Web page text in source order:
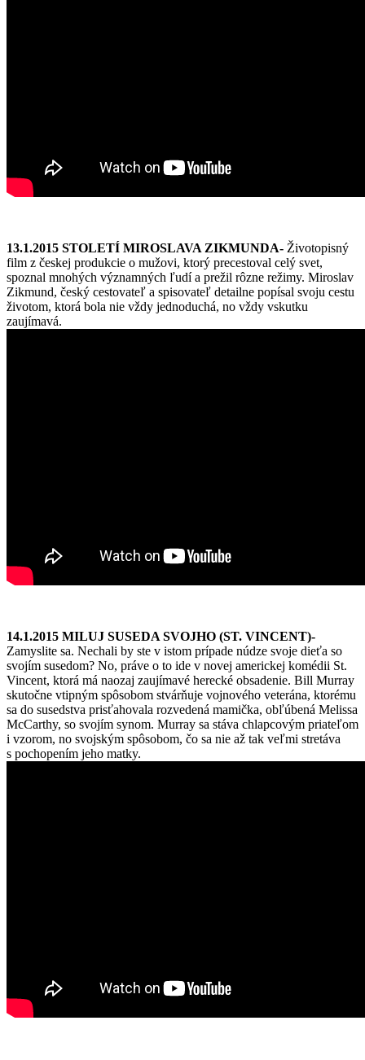
13.1.2015 STOLETÍ MIROSLAVA ZIKMUNDA- Životopisný
film z českej produkcie o mužovi, ktorý precestoval celý svet,
spoznal mnohých významných ľudí a prežil rôzne režimy. Miroslav
Zikmund, český cestovateľ a spisovateľ detailne popísal svoju cestu
životom, ktorá bola nie vždy jednoduchá, no vždy vskutku
zaujímavá.
14.1.2015 MILUJ SUSEDA SVOJHO (ST. VINCENT)-
Zamyslite sa. Nechali by ste v istom prípade núdze svoje dieťa so
svojím susedom? No, práve o to ide v novej americkej komédii St.
Vincent, ktorá má naozaj zaujímavé herecké obsadenie. Bill Murray
skutočne vtipným spôsobom stvárňuje vojnového veterána, ktorému
sa do susedstva prisťahovala rozvedená mamička, obľúbená Melissa
McCarthy, so svojím synom. Murray sa stáva chlapcovým priateľom
i vzorom, no svojským spôsobom, čo sa nie až tak veľmi stretáva
s pochopením jeho matky.